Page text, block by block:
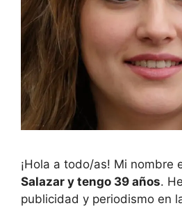
¡Hola a todo/as! Mi nombre
Salazar y tengo 39 años.
publicidad y periodismo en